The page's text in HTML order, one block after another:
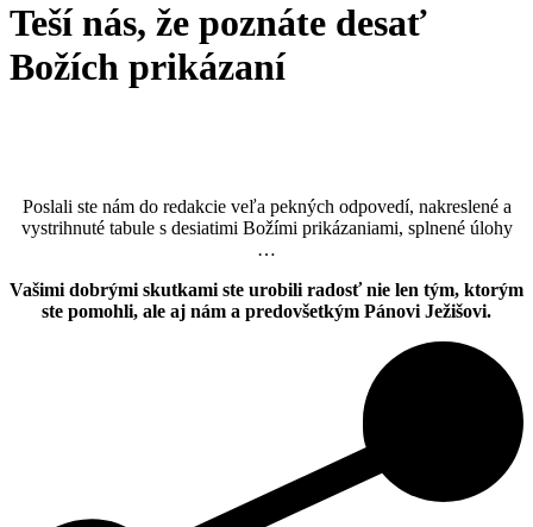
Teší nás, že poznáte desať
Božích prikázaní
Poslali ste nám do redakcie veľa pekných odpovedí, nakreslené a
vystrihnuté tabule s desiatimi Božími prikázaniami, splnené úlohy
…
Vašimi dobrými skutkami ste urobili radosť nie len tým, ktorým
ste pomohli, ale aj nám a predovšetkým Pánovi Ježišovi.